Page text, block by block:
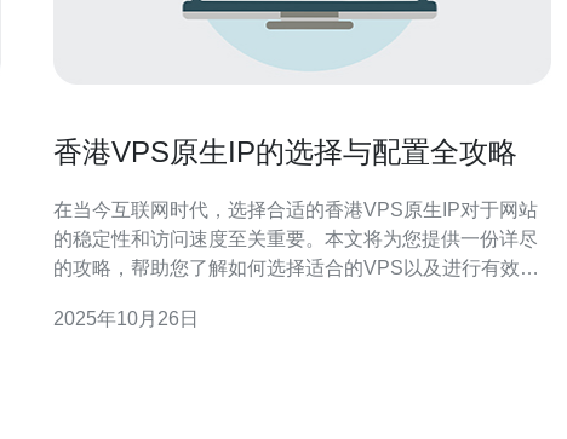
香港VPS原生IP的选择与配置全攻略
在当今互联网时代，选择合适的香港VPS原生IP对于网站
的稳定性和访问速度至关重要。本文将为您提供一份详尽
的攻略，帮助您了解如何选择适合的VPS以及进行有效配
么选择香港的VPS原生IP？ 香港的VPS原生IP因其独特的
2025年10月26日